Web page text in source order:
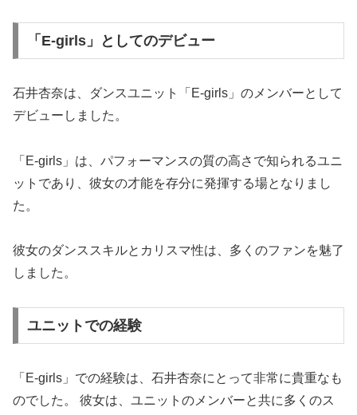
「E-girls」としてのデビュー
石井杏奈は、ダンスユニット「E-girls」のメンバーとして
デビューしました。
「E-girls」は、パフォーマンスの質の高さで知られるユニ
ットであり、彼女の才能を存分に発揮する場となりまし
た。
彼女のダンススキルとカリスマ性は、多くのファンを魅了
しました。
ユニットでの経験
「E-girls」での経験は、石井杏奈にとって非常に貴重なも
のでした。 彼女は、ユニットのメンバーと共に多くのス